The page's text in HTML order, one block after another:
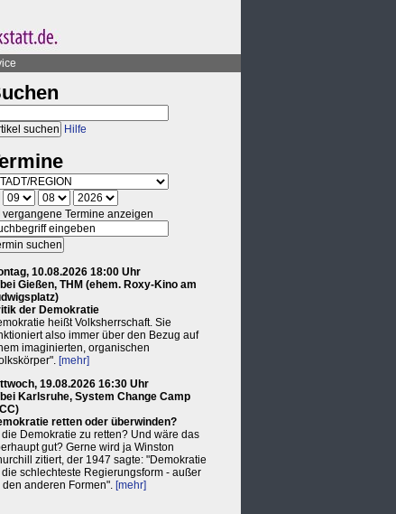
Hilfe
vergangene Termine anzeigen
10.08.2026 18:00 Uhr
Gießen, THM (ehem. Roxy-Kino am
der Demokratie
heißt Volksherrschaft. Sie
also immer über den Bezug auf
imaginierten, organischen
[mehr]
19.08.2026 16:30 Uhr
Karlsruhe, System Change Camp
retten oder überwinden?
die Demokratie zu retten? Und wäre das
gut? Gerne wird ja Winston
zitiert, der 1947 sagte: "Demokratie
die schlechteste Regierungsform - außer
den anderen Formen". [mehr]